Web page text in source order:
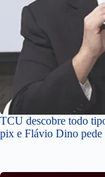
TCU descobre todo
pix e Flávio Dino pede